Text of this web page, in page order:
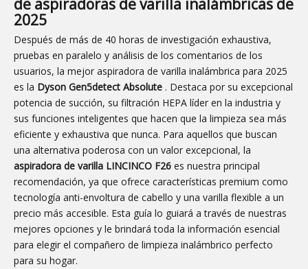
de aspiradoras de varilla inalámbricas de
2025
Después de más de 40 horas de investigación exhaustiva,
pruebas en paralelo y análisis de los comentarios de los
usuarios, la mejor aspiradora de varilla inalámbrica para 2025
es la Dyson Gen5detect Absolute . Destaca por su excepcional
potencia de succión, su filtración HEPA líder en la industria y
sus funciones inteligentes que hacen que la limpieza sea más
eficiente y exhaustiva que nunca. Para aquellos que buscan
una alternativa poderosa con un valor excepcional, la
aspiradora de varilla LINCINCO F26 es nuestra principal
recomendación, ya que ofrece características premium como
tecnología anti-envoltura de cabello y una varilla flexible a un
precio más accesible. Esta guía lo guiará a través de nuestras
mejores opciones y le brindará toda la información esencial
para elegir el compañero de limpieza inalámbrico perfecto
para su hogar.